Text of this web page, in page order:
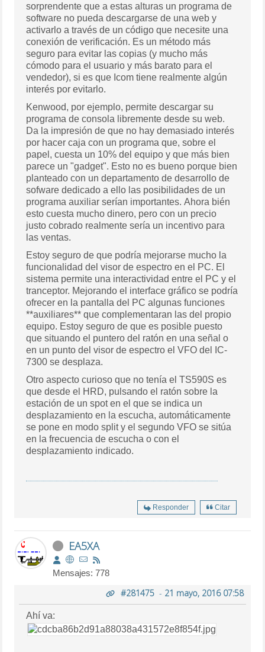
sorprendente que a estas alturas un programa de
software no pueda descargarse de una web y
activarlo a través de un código que necesite una
conexión de verificación. Es un método más
seguro para evitar las copias (y mucho más
cómodo para el usuario y más barato para el
vendedor), si es que Icom tiene realmente algún
interés por evitarlo.
Kenwood, por ejemplo, permite descargar su
programa de consola libremente desde su web.
Da la impresión de que no hay demasiado interés
por hacer caja con un programa que, sobre el
papel, cuesta un 10% del equipo y que más bien
parece un "gadget". Esto no es bueno porque bien
planteado con un departamento de desarrollo de
sofware dedicado a ello las posibilidades de un
programa auxiliar serían importantes. Ahora bién
esto cuesta mucho dinero, pero con un precio
justo cobrado realmente sería un incentivo para
las ventas.
Estoy seguro de que podría mejorarse mucho la
funcionalidad del visor de espectro en el PC. El
sistema permite una interactividad entre el PC y el
tranceptor. Mejorando el interface gráfico se podría
ofrecer en la pantalla del PC algunas funciones
**auxiliares** que complementaran las del propio
equipo. Estoy seguro de que es posible puesto
que situando el puntero del ratón en una señal o
en un punto del visor de espectro el VFO del IC-
7300 se desplaza.
Otro aspecto curioso que no tenía el TS590S es
que desde el HRD, pulsando el ratón sobre la
estación de un spot en el que se indica un
desplazamiento en la escucha, automáticamente
se pone en modo split y el segundo VFO se sitúa
en la frecuencia de escucha o con el
desplazamiento indicado.
Responder Citar
EA5XA
Mensajes: 778
#281475- 21 mayo, 2016 07:58
Ahí va: